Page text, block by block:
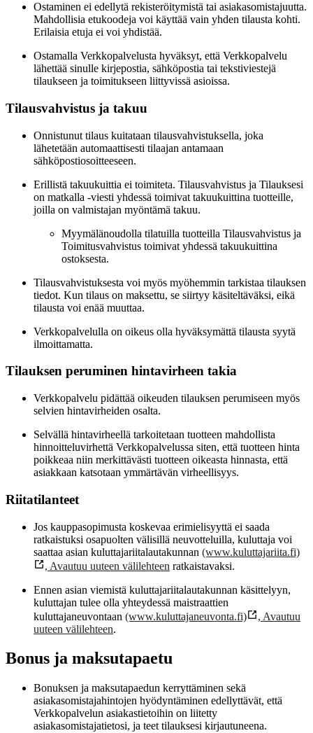
Ostaminen ei edellytä rekisteröitymistä tai asiakasomistajuutta.
Mahdollisia etukoodeja voi käyttää vain yhden tilausta kohti.
Erilaisia etuja ei voi yhdistää.
Ostamalla Verkkopalvelusta hyväksyt, että Verkkopalvelu
lähettää sinulle kirjepostia, sähköpostia tai tekstiviestejä
tilaukseen ja toimitukseen liittyvissä asioissa.
Tilausvahvistus ja takuu
Onnistunut tilaus kuitataan tilausvahvistuksella, joka
lähetetään automaattisesti tilaajan antamaan
sähköpostiosoitteeseen.
Erillistä takuukuittia ei toimiteta. Tilausvahvistus ja Tilauksesi
on matkalla -viesti yhdessä toimivat takuukuittina tuotteille,
joilla on valmistajan myöntämä takuu.
Myymälänoudolla tilatuilla tuotteilla Tilausvahvistus ja
Toimitusvahvistus toimivat yhdessä takuukuittina
ostoksesta.
Tilausvahvistuksesta voi myös myöhemmin tarkistaa tilauksen
tiedot. Kun tilaus on maksettu, se siirtyy käsiteltäväksi, eikä
tilausta voi enää muuttaa.
Verkkopalvelulla on oikeus olla hyväksymättä tilausta syytä
ilmoittamatta.
Tilauksen peruminen hintavirheen takia
Verkkopalvelu pidättää oikeuden tilauksen perumiseen myös
selvien hintavirheiden osalta.
Selvällä hintavirheellä tarkoitetaan tuotteen mahdollista
hinnoitteluvirhettä Verkkopalvelussa siten, että tuotteen hinta
poikkeaa niin merkittävästi tuotteen oikeasta hinnasta, että
asiakkaan katsotaan ymmärtävän virheellisyys.
Riitatilanteet
Jos kauppasopimusta koskevaa erimielisyyttä ei saada
ratkaistuksi osapuolten välisillä neuvotteluilla, kuluttaja voi
saattaa asian kuluttajariitalautakunnan (www.kuluttajariita.fi)
, Avautuu uuteen välilehteen ratkaistavaksi.
Ennen asian viemistä kuluttajariitalautakunnan käsittelyyn,
kuluttajan tulee olla yhteydessä maistraattien
kuluttajaneuvontaan (www.kuluttajaneuvonta.fi) , Avautuu
uuteen välilehteen.
Bonus ja maksutapaetu
Bonuksen ja maksutapaedun kerryttäminen sekä
asiakasomistajahintojen hyödyntäminen edellyttävät, että
Verkkopalvelun asiakastietoihin on liitetty
asiakasomistajatietosi, ja teet tilauksesi kirjautuneena.